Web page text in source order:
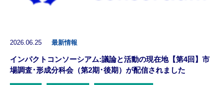
2026.06.25 最新情報
インパクトコンソーシアム:議論と活動の現在地【第4回】市
場調査･形成分科会（第2期･後期）が配信されました